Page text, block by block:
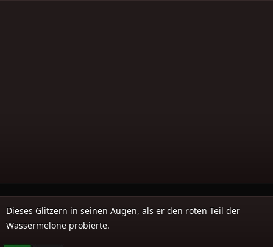
Dieses Glitzern in seinen Augen, als er den roten Teil der
Wassermelone probierte.